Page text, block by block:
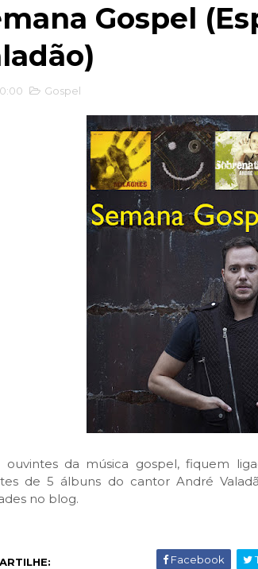
Gospel
Gospel
ouvintes da música gospel, fiquem
de 5 álbuns do cantor André
no blog.
Facebook